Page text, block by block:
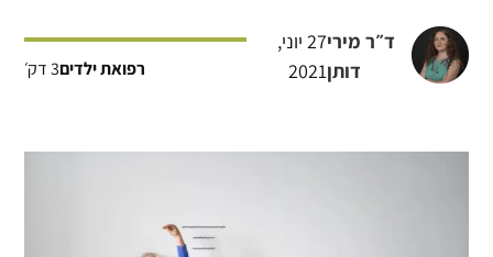
3 דק׳רפואת ילדים
27 יוני,
2021
ד״ר מירי
דותן